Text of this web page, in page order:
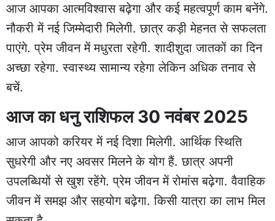
आज आपका आत्मविश्वास बढ़ेगा और कई महत्वपूर्ण काम बनेंगे.
नौकरी में नई जिम्मेदारी मिलेगी. छात्र कड़ी मेहनत से सफलता
पाएंगे. प्रेम जीवन में मधुरता रहेगी. शादीशुदा जातकों का दिन
अच्छा रहेगा. स्वास्थ्य सामान्य रहेगा लेकिन अधिक तनाव से
बचें.
आज का धनु राशिफल 30 नवंबर 2025
आज आपको करियर में नई दिशा मिलेगी. आर्थिक स्थिति
सुधरेगी और नए अवसर मिलने के योग हैं. छात्र अपनी
उपलब्धियों से खुश रहेंगे. प्रेम जीवन में रोमांस बढ़ेगा. वैवाहिक
जीवन में समझ और सहयोग बढ़ेगा. किसी यात्रा का लाभ मिल